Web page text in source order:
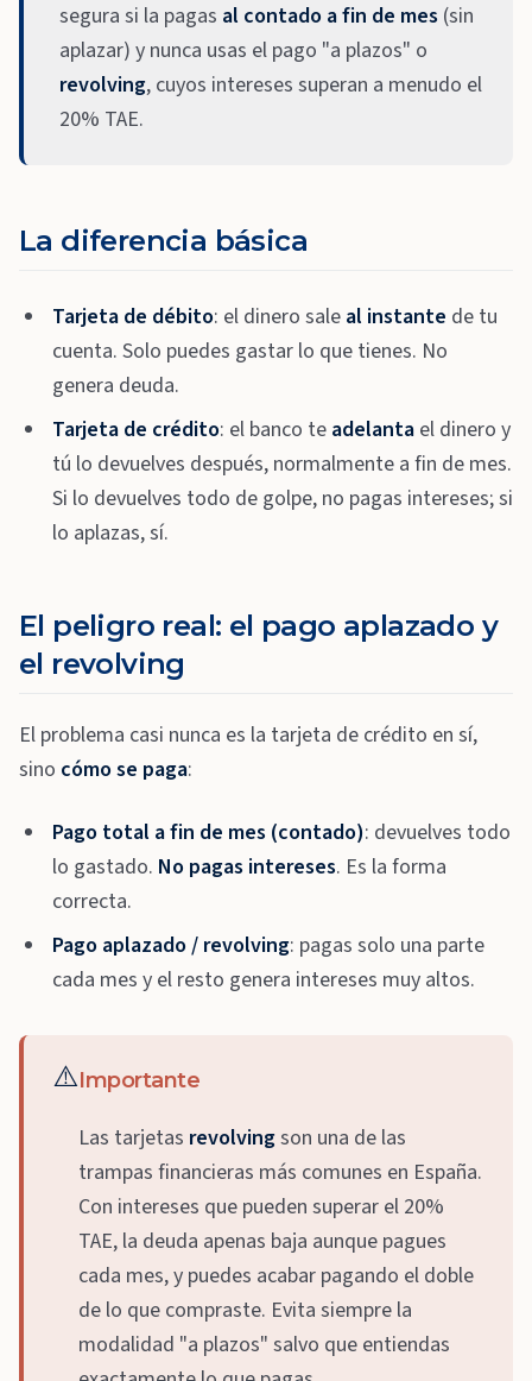
segura si la pagas al contado a fin de mes (sin
aplazar) y nunca usas el pago "a plazos" o
revolving, cuyos intereses superan a menudo el
20% TAE.
La diferencia básica
Tarjeta de débito: el dinero sale al instante de tu
cuenta. Solo puedes gastar lo que tienes. No
genera deuda.
Tarjeta de crédito: el banco te adelanta el dinero y
tú lo devuelves después, normalmente a fin de mes.
Si lo devuelves todo de golpe, no pagas intereses; si
lo aplazas, sí.
El peligro real: el pago aplazado y
el revolving
El problema casi nunca es la tarjeta de crédito en sí,
sino cómo se paga:
Pago total a fin de mes (contado): devuelves todo
lo gastado. No pagas intereses. Es la forma
correcta.
Pago aplazado / revolving: pagas solo una parte
cada mes y el resto genera intereses muy altos.
⚠️Importante
Las tarjetas revolvingson una de las
trampas financieras más comunes en España.
Con intereses que pueden superar el 20%
TAE, la deuda apenas baja aunque pagues
cada mes, y puedes acabar pagando el doble
de lo que compraste. Evita siempre la
modalidad "a plazos" salvo que entiendas